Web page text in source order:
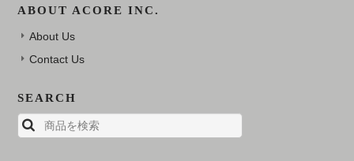
ABOUT ACORE INC.
About Us
Contact Us
SEARCH